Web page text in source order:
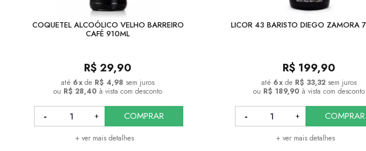
COQUETEL ALCOÓLICO VELHO BARREIRO
CAFÉ 910ML
R$ 29,90
6x de R$ 4,98 sem juros
ou R$ 28,40à vista com desconto
+ ver mais detalhes
COMPRAR
LICOR 43 BARISTO DIEGO ZAMORA
R$ 199,90
6x de R$ 33,32 sem juros
ou R$ 189,90 à vista com desconto
+ ver mais detalhes
COMPRAR